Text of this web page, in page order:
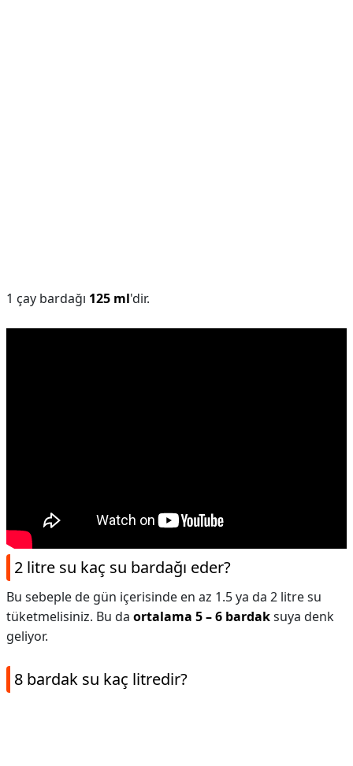
1 çay bardağı 125 ml'dir.
2 litre su kaç su bardağı eder?
Bu sebeple de gün içerisinde en az 1.5 ya da 2 litre su
tüketmelisiniz. Bu da ortalama 5 – 6 bardaksuya denk
geliyor.
8 bardak su kaç litredir?